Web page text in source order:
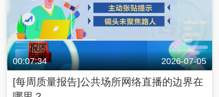
00:07:34 2026-07-05
[每周质量报告]公共场所网络直播的边界在